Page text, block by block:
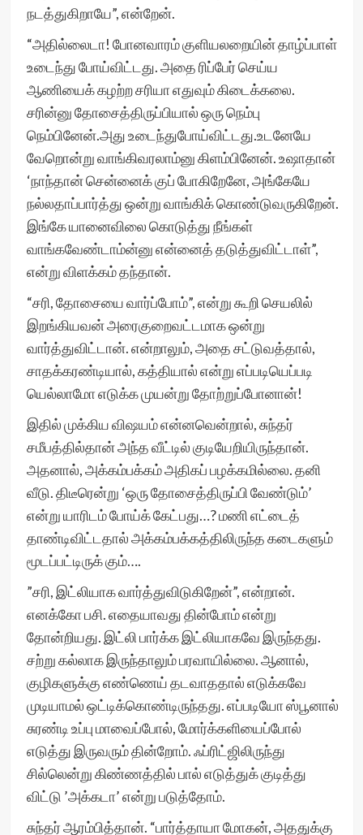
நடத்துகிறாயே”, என்றேன்.
“அதில்லைடா! போனவாரம் குளியலறையின் தாழ்ப்பாள்
உடைந்து போய்விட்டது. அதை ரிப்பேர் செய்ய
ஆணியைக் கழற்ற சரியா எதுவும் கிடைக்கலை.
சரின்னு தோசைத்திருப்பியால் ஒரு நெம்பு
நெம்பினேன்.அது உடைந்துபோய்விட்டது.உடனேயே
வேறொன்று வாங்கிவரலாம்னு கிளம்பினேன். உஷாதான்
‘நாந்தான் சென்னைக் குப் போகிறேனே, அங்கேயே
நல்லதாப்பார்த்து ஒன்று வாங்கிக் கொண்டுவருகிறேன்.
இங்கே யானைவிலை கொடுத்து நீங்கள்
வாங்கவேண்டாம்ன்னு என்னைத் தடுத்துவிட்டாள்”,
என்று விளக்கம் தந்தான்.
“சரி, தோசையை வார்ப்போம்”, என்று கூறி செயலில்
இறங்கியவன் அரைகுறைவட்டமாக ஒன்று
வார்த்துவிட்டான். என்றாலும், அதை சட்டுவத்தால்,
சாதக்கரண்டியால், கத்தியால் என்று எப்படியெப்படி
யெல்லாமோ எடுக்க முயன்று தோற்றுப்போனான்!
இதில் முக்கிய விஷயம் என்னவென்றால், சுந்தர்
சமீபத்தில்தான் அந்த வீட்டில் குடியேறியிருந்தான்.
அதனால், அக்கம்பக்கம் அதிகப் பழக்கமில்லை. தனி
வீடு. திடீரென்று ‘ஒரு தோசைத்திருப்பி வேண்டும்’
என்று யாரிடம் போய்க் கேட்பது…? மணி எட்டைத்
தாண்டிவிட்டதால் அக்கம்பக்கத்திலிருந்த கடைகளும்
மூடப்பட்டிருக் கும்….
”சரி, இட்லியாக வார்த்துவிடுகிறேன்”, என்றான்.
எனக்கோ பசி. எதையாவது தின்போம் என்று
தோன்றியது. இட்லி பார்க்க இட்லியாகவே இருந்தது.
சற்று கல்லாக இருந்தாலும் பரவாயில்லை. ஆனால்,
குழிகளுக்கு எண்ணெய் தடவாததால் எடுக்கவே
முடியாமல் ஒட்டிக்கொண்டிருந்தது. எப்படியோ ஸ்பூனால்
சுரண்டி உப்பு மாவைப்போல், மோர்க்களியைப்போல்
எடுத்து இருவரும் தின்றோம். ஃப்ரிட்ஜிலிருந்து
சில்லென்று கிண்ணத்தில் பால் எடுத்துக் குடித்து
விட்டு ’அக்கடா’ என்று படுத்தோம்.
சுந்தர் ஆரம்பித்தான். “பார்த்தாயா மோகன், அததுக்கு